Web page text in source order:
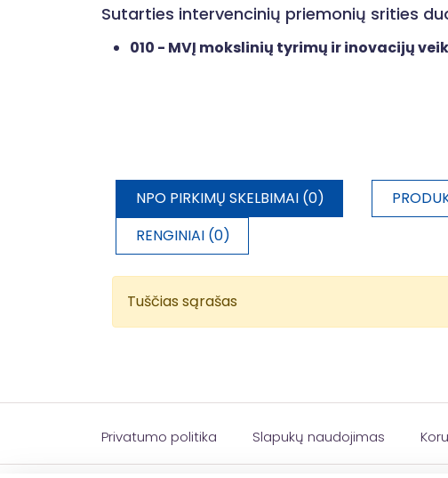
Sutarties intervencinių priemonių srities
010 - MVĮ mokslinių tyrimų ir inovacijų
NPO PIRKIMŲ SKELBIMAI (0)
RENGINIAI (0)
Tuščias sąrašas
Privatumo politika Slapukų naudojimas